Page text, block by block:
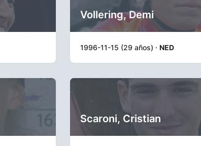
Vollering, Demi
1996-11-15 (29 años) · NED
Scaroni, Cristian